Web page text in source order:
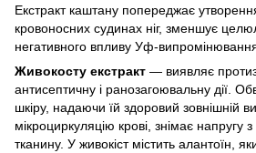
Екстракт каштану попереджає
кровоносних судинах ніг, зменшує
негативного впливу Уф-
Живокосту екстракт — виявляє
антисептичну і ранозагоювальну дії.
шкіру, надаючи їй здоровий зовнішній
мікроциркуляцію крові, знімає напругу
тканину. У живокіст містить алантоїн,